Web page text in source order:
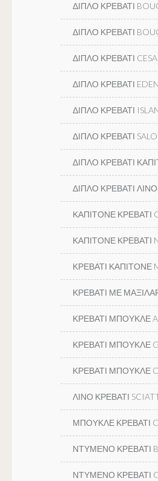
ΔΙΠΛΟ ΚΡΕΒΑΤΙ
ΔΙΠΛΟ ΚΡΕΒΑΤΙ
ΔΙΠΛΟ ΚΡΕΒΑΤΙ
ΔΙΠΛΟ ΚΡΕΒΑΤΙ EDEN
ΔΙΠΛΟ ΚΡΕΒΑΤΙ
ΔΙΠΛΟ ΚΡΕΒΑΤΙ SALO
ΔΙΠΛΟ ΚΡΕΒΑΤΙ
ΔΙΠΛΟ ΚΡΕΒΑΤΙ ΛΙΝΟ
ΚΑΠΙΤΟΝΕ ΚΡΕΒΑΤΙ
ΚΑΠΙΤΟΝΕ ΚΡΕΒΑΤΙ
ΚΡΕΒΑΤΙ ΚΑΠΙΤΟΝΕ
ΚΡΕΒΑΤΙ ΜΕ
ΚΡΕΒΑΤΙ ΜΠΟΥΚΛΕ
ΚΡΕΒΑΤΙ ΜΠΟΥΚΛΕ
ΚΡΕΒΑΤΙ ΜΠΟΥΚΛΕ
ΛΙΝΟ ΚΡΕΒΑΤΙ
ΜΠΟΥΚΛΕ ΚΡΕΒΑΤΙ
ΝΤΥΜΕΝΟ ΚΡΕΒΑΤΙ
ΝΤΥΜΕΝΟ ΚΡΕΒΑΤΙ